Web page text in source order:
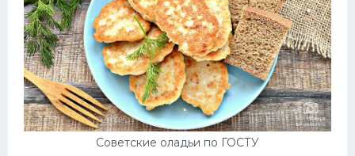
Советские оладьи по ГОСТУ